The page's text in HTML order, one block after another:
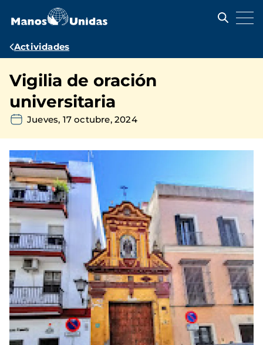
contenido
Ruta
navegación
Actividades
Vigilia de oración
universitaria
Jueves, 17 octubre, 2024